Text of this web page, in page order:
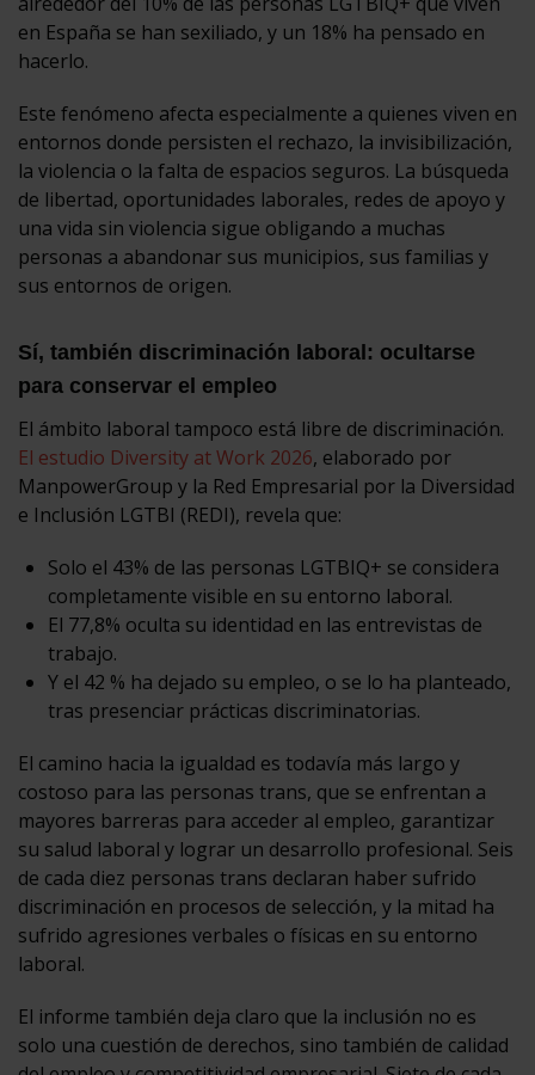
en España se han sexiliado, y un 18% ha pensado en
hacerlo.
Este fenómeno afecta especialmente a quienes viven en
entornos donde persisten el rechazo, la invisibilización,
la violencia o la falta de espacios seguros. La búsqueda
de libertad, oportunidades laborales, redes de apoyo y
una vida sin violencia sigue obligando a muchas
personas a abandonar sus municipios, sus familias y
sus entornos de origen.
Sí, también discriminación laboral: ocultarse
para conservar el empleo
El ámbito laboral tampoco está libre de discriminación.
El estudio Diversity at Work 2026, elaborado por
ManpowerGroup y la Red Empresarial por la Diversidad
e Inclusión LGTBI (REDI), revela que:
Solo el 43% de las personas LGTBIQ+ se considera
completamente visible en su entorno laboral.
El 77,8% oculta su identidad en las entrevistas de
trabajo.
Y el 42 % ha dejado su empleo, o se lo ha planteado,
tras presenciar prácticas discriminatorias.
El camino hacia la igualdad es todavía más largo y
costoso para las personas trans, que se enfrentan a
mayores barreras para acceder al empleo, garantizar
su salud laboral y lograr un desarrollo profesional. Seis
de cada diez personas trans declaran haber sufrido
discriminación en procesos de selección, y la mitad ha
sufrido agresiones verbales o físicas en su entorno
laboral.
El informe también deja claro que la inclusión no es
solo una cuestión de derechos, sino también de calidad